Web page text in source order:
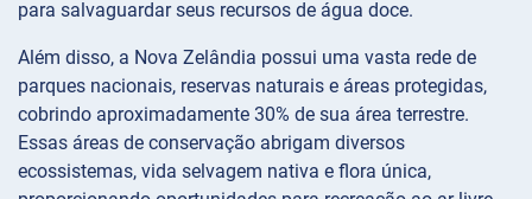
para salvaguardar seus recursos de água doce.
Além disso, a Nova Zelândia possui uma vasta rede de
parques nacionais, reservas naturais e áreas protegidas,
cobrindo aproximadamente 30% de sua área terrestre.
Essas áreas de conservação abrigam diversos
ecossistemas, vida selvagem nativa e flora única,